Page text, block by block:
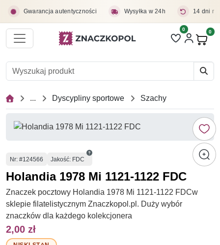
Gwarancja autentyczności Wysyłka w 24h 14 dni
Liczba pozycji
0 0
... Dyscypliny sportowe Szachy
Numer
Nr: #124566 Jakość: FDC
Holandia 1978 Mi 1121-1122 FDC
Znaczek pocztowy Holandia 1978 Mi 1121-1122 FDCw
sklepie filatelistycznym Znaczkopol.pl. Duży wybór
znaczków dla każdego kolekcjonera
2,00 zł